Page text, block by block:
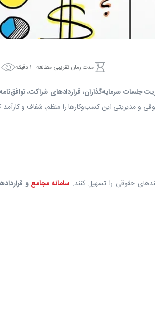
مدت زمان تقریبی مطالعه : 1 دقیقه
جلسات سرمایه‌گذاران، قراردادهای شراکت،
و مدیریتی این کسب‌وکارها را منظم، شفاف و کارآمد
حقوقی را تسهیل کنند. سامانه مجامع و